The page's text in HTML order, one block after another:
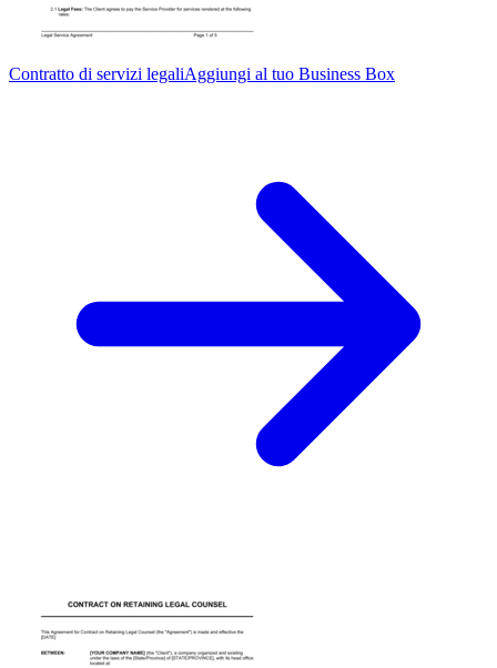
Contratto di servizi legaliAggiungi al tuo Business Box